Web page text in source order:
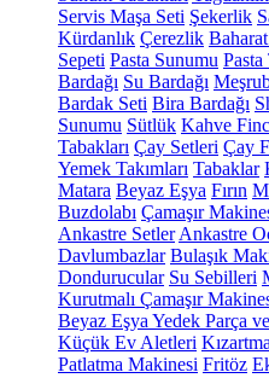
Servis Maşa Seti Şekerlik
Kürdanlık Çerezlik Baharat
Sepeti Pasta Sunumu Pasta
Bardağı Su Bardağı
Bardak Seti Bira Bardağı
Sunumu Sütlük Kahve
Tabakları Çay Setleri Çay
Yemek Takımları Tabaklar
Matara Beyaz Eşya Fırın
Buzdolabı Çamaşır
Ankastre Setler Ankastre
Davlumbazlar Bulaşık
Dondurucular Su Sebilleri
Kurutmalı Çamaşır
Beyaz Eşya Yedek Parça
Küçük Ev Aletleri
Patlatma Makinesi Fritöz